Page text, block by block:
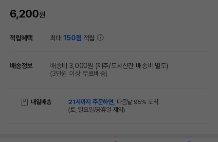
6,200원
적립혜택 최대150점 적립
배송정보 배송비 3,000원 (제주/도서산간 배송비 별도)
(3만원 이상 무료배송)
내일배송 21시까지 주문하면, 다음날 95% 도착
(토, 일요일/공휴일 제외)